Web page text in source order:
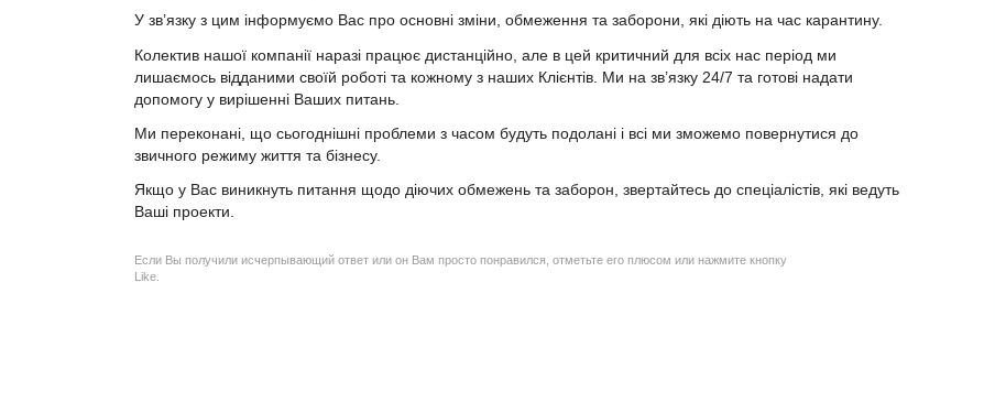
У зв’язку з цим інформуємо Вас про основні зміни, обмеження та заборони, які діють на час карантину.
Колектив нашої компанії наразі працює дистанційно, але в цей критичний для всіх нас період ми
лишаємось відданими своїй роботі та кожному з наших Клієнтів. Ми на зв’язку 24/7 та готові надати
допомогу у вирішенні Ваших питань.
Ми переконані, що сьогоднішні проблеми з часом будуть подолані і всі ми зможемо повернутися до
звичного режиму життя та бізнесу.
Якщо у Вас виникнуть питання щодо діючих обмежень та заборон, звертайтесь до спеціалістів, які ведуть
Ваші проекти.
Если Вы получили исчерпывающий ответ или он Вам просто понравился, отметьте его плюсом или нажмите кнопку
Like.